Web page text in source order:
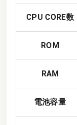
CPU CORE数
ROM
RAM
電池容量